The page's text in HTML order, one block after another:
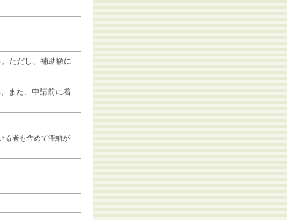
ただし、補助額に
また、申請前に着
る者も含めて滞納が